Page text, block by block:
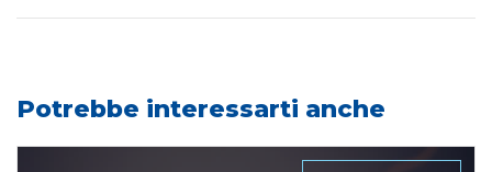
Potrebbe interessarti anche